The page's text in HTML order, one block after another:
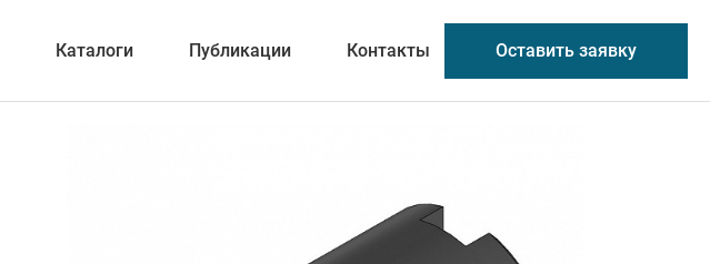
Каталоги Публикации Контакты Оставить заявку